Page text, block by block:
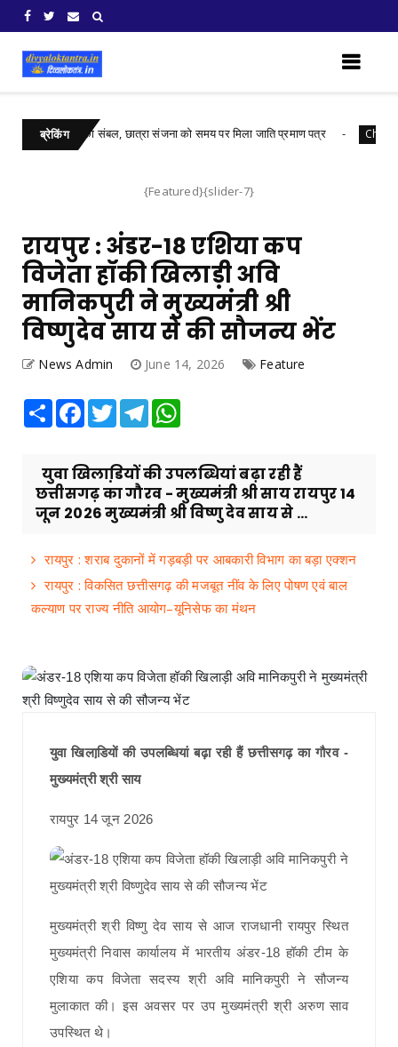
ब्रेकिंग
के भविष्य का संबल, छात्रा संजना को समय पर मिला जाति प्रमाण पत्र
{Featured}{slider-7}
रायपुर : अंडर-18 एशिया कप
विजेता हॉकी खिलाड़ी अवि
मानिकपुरी ने मुख्यमंत्री श्री
विष्णुदेव साय से की सौजन्य भेंट
News Admin June 14, 2026 Feature
Share Facebook
TwitterTelegram
युवा खिलाडि़यों की उपलब्धियां बढ़ा रही हैं
छत्तीसगढ़ का गौरव - मुख्यमंत्री श्री साय रायपुर 14
जून 2026 मुख्यमंत्री श्री विष्णु देव साय से ...
रायपुर : शराब दुकानों में गड़बड़ी पर आबकारी विभाग का बड़ा एक्शन
रायपुर : विकसित छत्तीसगढ़ की मजबूत नींव के लिए पोषण एवं बाल
कल्याण पर राज्य नीति आयोग–यूनिसेफ का मंथन
युवा खिलाडि़यों की उपलब्धियां बढ़ा रही हैं छत्तीसगढ़ का गौरव -
मुख्यमंत्री श्री साय
रायपुर 14 जून 2026
मुख्यमंत्री श्री विष्णु देव साय से आज राजधानी रायपुर स्थित
मुख्यमंत्री निवास कार्यालय में भारतीय अंडर-18 हॉकी टीम के
एशिया कप विजेता सदस्य श्री अवि मानिकपुरी ने सौजन्य
मुलाकात की। इस अवसर पर उप मुख्यमंत्री श्री अरुण साव
उपस्थित थे।